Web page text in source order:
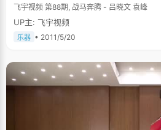
飞宇视频 第88期, 战马奔腾 - 吕晓文 袁峰
UP主: 飞宇视频
乐器 • 2011/5/20